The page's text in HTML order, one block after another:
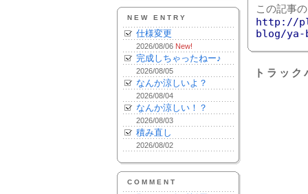
NEW ENTRY
仕様変更
2026/08/06 New!
完成しちゃったねー♪
2026/08/05
なんか涼しいよ？
2026/08/04
なんか涼しい！？
2026/08/03
積み直し
2026/08/02
COMMENT
この記事
http://
blog/ya-
トラッ